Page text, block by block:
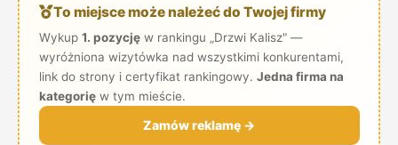
To miejsce może należeć do Twojej firmy
Wykup 1. pozycjęw rankingu „Drzwi Kalisz" —
wyróżniona wizytówka nad wszystkimi konkurentami,
link do strony i certyfikat rankingowy. Jedna firma na
kategorięw tym mieście.
Zamów reklamę →